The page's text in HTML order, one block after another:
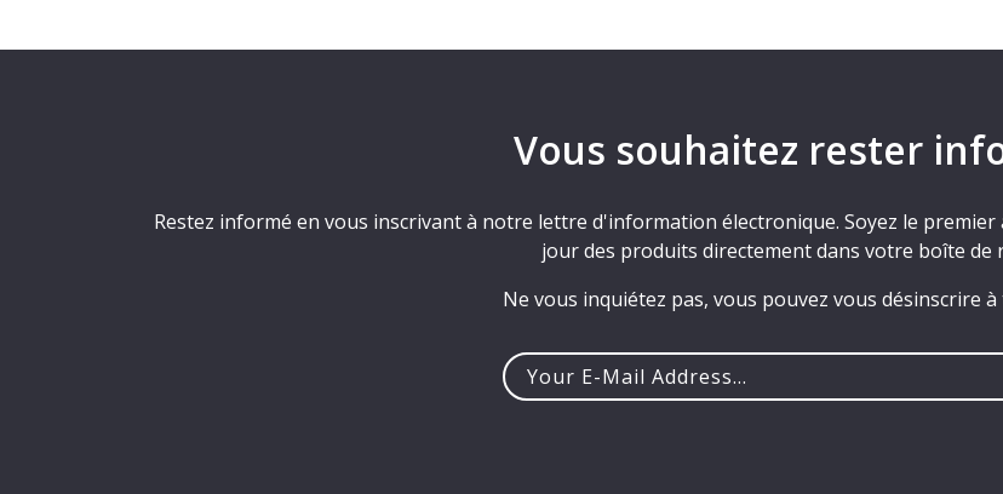
Vous souhaitez rester
Restez informé en vous inscrivant à notre lettre d'information électronique. Soyez le
jour des produits directement dans votre boîte de
Ne vous inquiétez pas, vous pouvez vous désinscrire